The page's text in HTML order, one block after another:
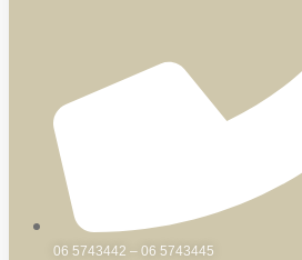
06 5743442 – 06 5743445